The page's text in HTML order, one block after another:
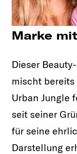
Marke
Dieser
mischt bereits
Urban Jungle
seit seiner
für seine
Darstellung